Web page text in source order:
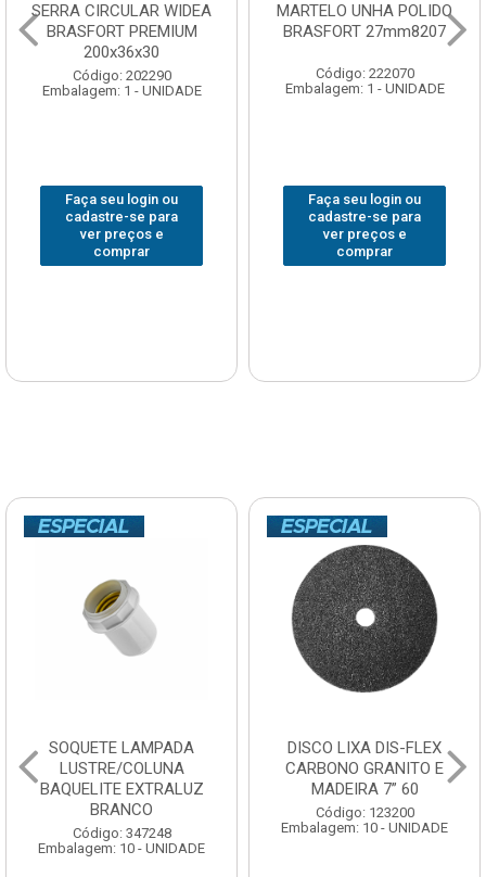
SERRA CIRCULAR WIDEA
BRASFORT PREMIUM
200x36x30
Código: 202290
Embalagem: 1 - UNIDADE
Faça seu login ou
cadastre-se para
ver preços e
comprar
MARTELO UNHA POLIDO
BRASFORT 27mm8207
Código: 222070
Embalagem: 1 - UNIDADE
Faça seu login ou
cadastre-se para
ver preços e
comprar
SOQUETE LAMPADA
LUSTRE/COLUNA
BAQUELITE EXTRALUZ
BRANCO
Código: 347248
Embalagem: 10 - UNIDADE
DISCO LIXA DIS-FLEX
CARBONO GRANITO E
MADEIRA 7” 60
Código: 123200
Embalagem: 10 - UNIDADE